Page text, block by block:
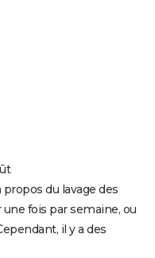
du lavage des
une fois par semaine, ou
il y a des